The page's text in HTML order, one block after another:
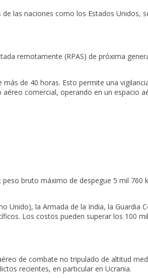
de las naciones como los Estados Unidos,
remotamente (RPAS) de próxima
de 40 horas. Esto permite una
comercial, operando en un espacio
bruto máximo de despegue 5 mil
la Armada de la India, la Guardia
Los costos pueden superar los 100
de combate no tripulado de altitud
recientes, en particular en Ucrania.